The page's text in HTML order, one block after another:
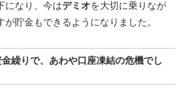
になり、今はデミオを大切に乗りなが
が貯金もできるようになりました。
繰りで、あわや口座凍結の危機でし